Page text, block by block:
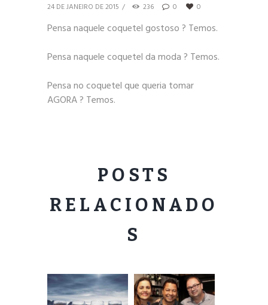
24 DE JANEIRO DE 2015 236 0 0
Pensa naquele coquetel gostoso ? Temos.
Pensa naquele coquetel da moda ? Temos.
Pensa no coquetel que queria tomar
AGORA ? Temos.
POSTS
RELACIONADO
S